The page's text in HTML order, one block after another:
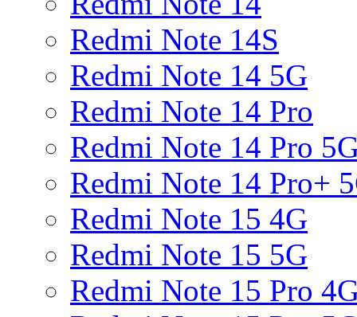
Redmi Note 14S
Redmi Note 14 5G
Redmi Note 14 Pro
Redmi Note 14 Pro
Redmi Note 14 Pro+
Redmi Note 15 4G
Redmi Note 15 5G
Redmi Note 15 Pro